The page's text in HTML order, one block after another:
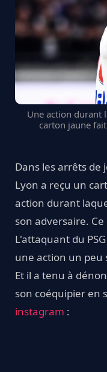
Une action durant
carton jaune
Dans les arrêts de
Lyon a reçu un
action durant
son adversaire.
L'attaquant du
une action un peu
Et il a tenu à
son coéquipier en
instagram :